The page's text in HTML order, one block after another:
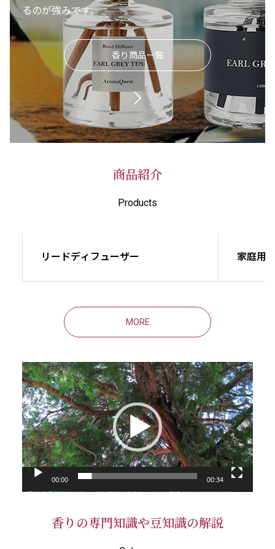
るのが強みです。
香り商品一覧
商品紹介
Products
リードディフューザー 家庭用
MORE
動
画
プ
レ
ー
ヤ
ー
00:00 00:34
香りの専門知識や豆知識の解説